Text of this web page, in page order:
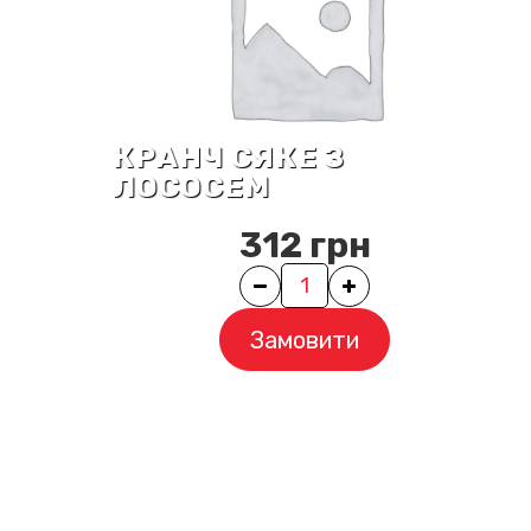
КРАНЧ СЯКЕ З
ЛОСОСЕМ
312 грн
Quantity
Замовити